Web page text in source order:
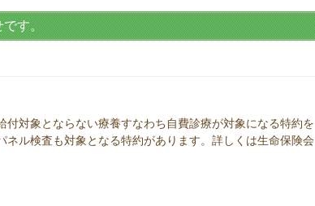
です。
対象とならない療養すなわち自費診療が対象になる特約を
ネル検査も対象となる特約があります。詳しくは生命保険会